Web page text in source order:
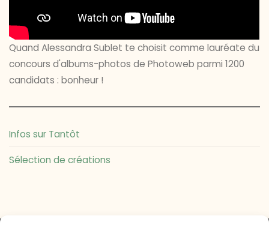
Quand Alessandra Sublet te choisit comme lauréate du
concours d'albums-photos de Photoweb parmi 1200
candidats : bonheur !
Infos sur Tantôt
Sélection de créations